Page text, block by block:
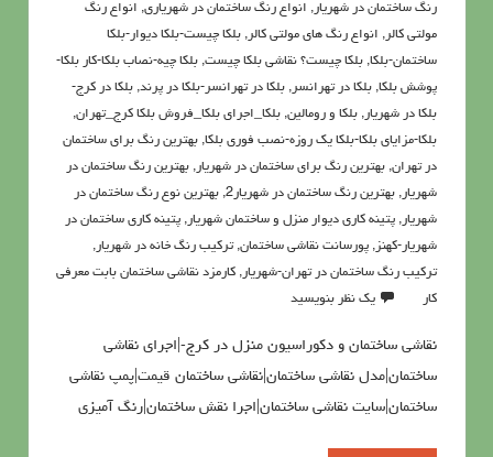
رنگ ساختمان در شهریار, انواع رنگ ساختمان در شهریاری, انواع رنگ
مولتی کالر, انواع رنگ های مولتی کالر, بلکا چیست-بلکا دیوار-بلکا
ساختمان-بلکا, بلکا چیست؟ نقاشی بلکا چیست, بلکا چیه-نصاب بلکا-کار بلکا-
پوشش بلکا, بلکا در تهرانسر, بلکا در تهرانسر-بلکا در پرند, بلکا در کرج-
بلکا در شهریار, بلکا و رومالین, بلکا_اجرای بلکا_فروش بلکا کرج_تهران,
بلکا-مزایای بلکا-بلکا یک روزه-نصب فوری بلکا, بهترین رنگ برای ساختمان
در تهران, بهترین رنگ برای ساختمان در شهریار, بهترین رنگ ساختمان در
شهریار, بهترین رنگ ساختمان در شهریار2 , بهترین نوع رنگ ساختمان در
شهریار, پتينه کاري ديوار منزل و ساختمان شهریار, پتینه کاری ساختمان در
شهریار-کهنز, پورسانت نقاشی ساختمان,تركيب رنگ خانه در شهریار,
تركيب رنگ ساختمان در تهران-شهریار, کارمزد نقاشی ساختمان بابت معرفی
کار
یک نظر بنویسید
نقاشی ساختمان و دکوراسیون منزل در کرج-|اجرای نقاشی
ساختمان|مدل نقاشی ساختمان|نقاشی ساختمان قیمت|پمپ نقاشی
ساختمان|سایت نقاشی ساختمان|اجرا نقش ساختمان|رنگ آمیزی